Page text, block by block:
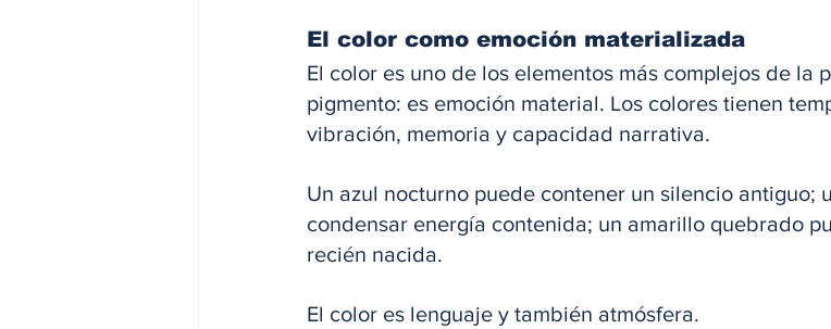
El color como emoción materializada
El color es uno de los elementos más complejos de la
pigmento: es emoción material. Los colores tienen
vibración, memoria y capacidad narrativa.
Un azul nocturno puede contener un silencio antiguo;
condensar energía contenida; un amarillo quebrado
recién nacida.
El color es lenguaje y también atmósfera.